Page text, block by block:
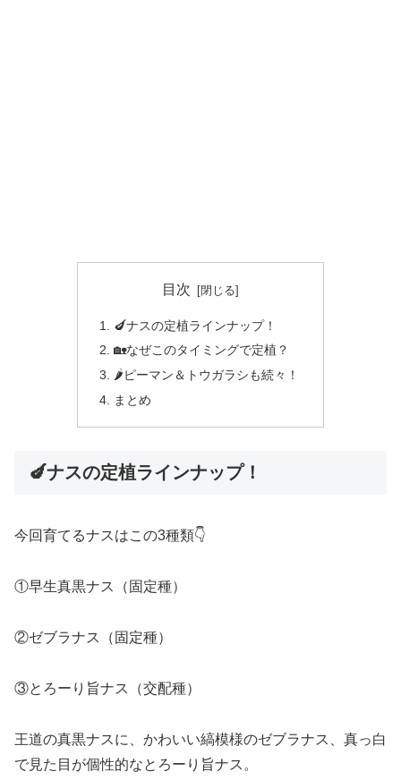
目次
🍆ナスの定植ラインナップ！
🏡なぜこのタイミングで定植？
🌶ピーマン＆トウガラシも続々！
まとめ
🍆ナスの定植ラインナップ！
今回育てるナスはこの3種類👇
①早生真黒ナス（固定種）
②ゼブラナス（固定種）
③とろーり旨ナス（交配種）
王道の真黒ナスに、かわいい縞模様のゼブラナス、真っ白
で見た目が個性的なとろーり旨ナス。